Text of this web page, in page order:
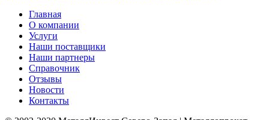
Главная
О компании
Услуги
Наши поставщики
Наши партнеры
Справочник
Отзывы
Новости
Контакты